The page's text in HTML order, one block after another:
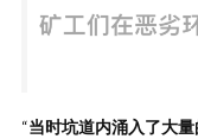
“当时坑道内涌入了大